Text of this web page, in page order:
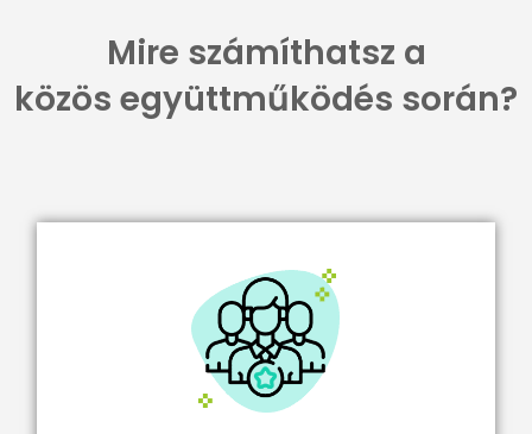
Mire számíthatsz a
közös együttműködés során?